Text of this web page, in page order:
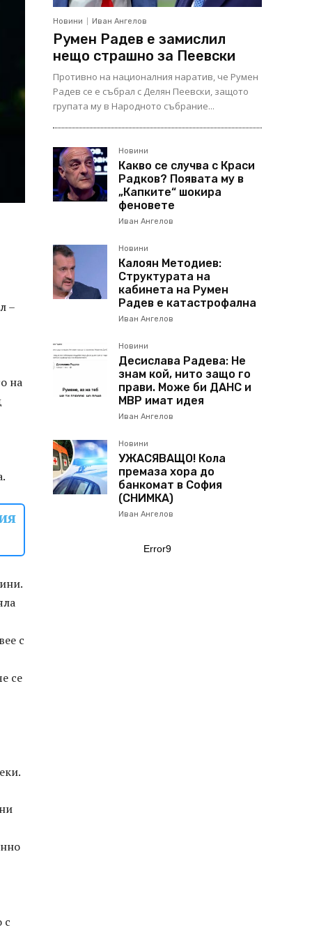
–
на
с
се
с
Новини Иван Ангелов
Румен Радев е замислил
нещо страшно за Пеевски
Противно на националния наратив, че Румен
Радев се е събрал с Делян Пеевски, защото
групата му в Народното събрание...
Новини
Какво се случва с Краси
Радков? Появата му в
„Капките“ шокира
феновете
Иван Ангелов
Новини
Калоян Методиев:
Структурата на
кабинета на Румен
Радев е катастрофална
Иван Ангелов
Новини
Десислава Радева: Не
знам кой, нито защо го
прави. Може би ДАНС и
МВР имат идея
Иван Ангелов
Новини
УЖАСЯВАЩО! Кола
премаза хора до
банкомат в София
(СНИМКА)
Иван Ангелов
Error9